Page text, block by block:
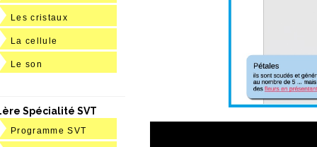
Les cristaux
La cellule
Le son
Spécialité SVT
Programme SVT